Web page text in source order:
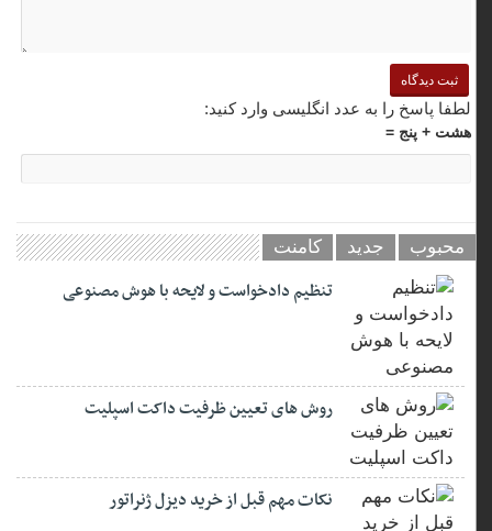
لطفا پاسخ را به عدد انگلیسی وارد کنید:
هشت + پنج =
محبوب جدید کامنت
تنظیم دادخواست و لایحه با هوش مصنوعی
روش های تعیین ظرفیت داکت اسپلیت
نکات مهم قبل از خرید دیزل ژنراتور